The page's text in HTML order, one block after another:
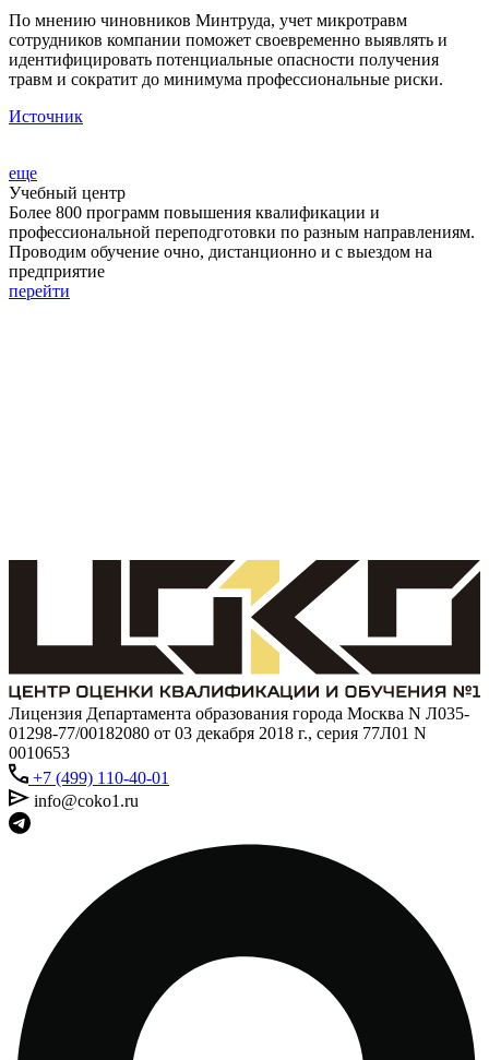
По мнению чиновников Минтруда, учет микротравм
сотрудников компании поможет своевременно выявлять и
идентифицировать потенциальные опасности получения
травм и сократит до минимума профессиональные риски.
Источник
еще
Учебный центр
Более 800 программ повышения квалификации и
профессиональной переподготовки по разным направлениям.
Проводим обучение очно, дистанционно и с выездом на
предприятие
перейти
Лицензия Департамента образования города Москва N Л035-
01298-77/00182080 от 03 декабря 2018 г., серия 77Л01 N
0010653
+7 (499) 110-40-01
info@coko1.ru